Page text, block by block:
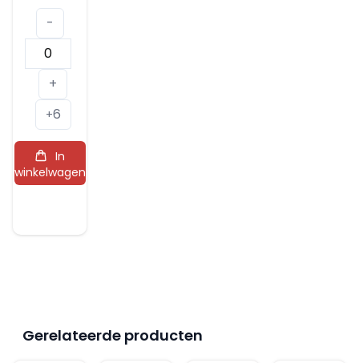
-
Miraval
Côtes
de
Provence
Rosé
2024
aantal
+
+6
In
winkelwagen
Gerelateerde producten